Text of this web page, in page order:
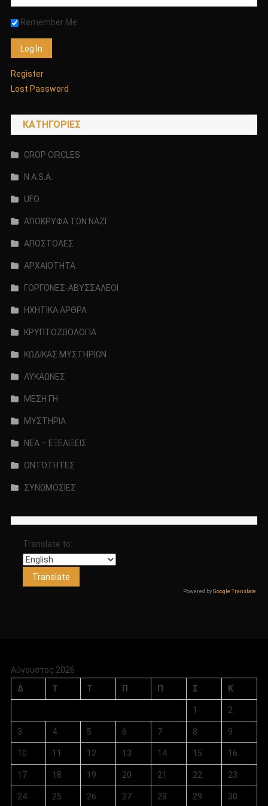
Remember Me
Register
Lost Password
KΑΤΗΓΟΡΊΕΣ
CROP CIRCLES
N.A.S.A.
UFO
ΑΠΟΚΡΥΦΑ ΤΩΝ ΝΑΖΙ
ΑΠΟΣΤΟΛΕΣ
ΑΡΧΑΙΟΤΗΤΑ
ΓΟΡΓΟΝΕΣ-ΑΒΥΣΣΑΛΕΟΙ
ΗΧΗΤΙΚΑ ΑΡΘΡΑ
ΚΡΥΠΤΟΖΩΟΛΟΓΙΑ
ΚΩΔΙΚΑΣ ΜΥΣΤΗΡΙΩΝ
ΛΥΚΑΩΝΕΣ
ΜΕΣΗ ΓΗ
ΜΥΣΤΗΡΙΑ
ΝΕΑ – ΕΞΕΛΙΞΕΙΣ
ΟΝΤΟΤΗΤΕΣ
ΣΥΝΩΜΟΣΙΕΣ
Translate to:
Powered byGoogle Translate .
Αύγουστος 2026
Δ
Τ Τ Π Π Σ Κ
1 2
3 4 5 6 7 8 9
10 11 12 13 14 15 16
17 18 19 20 21 22 23
24 25 26 27 28 29 30